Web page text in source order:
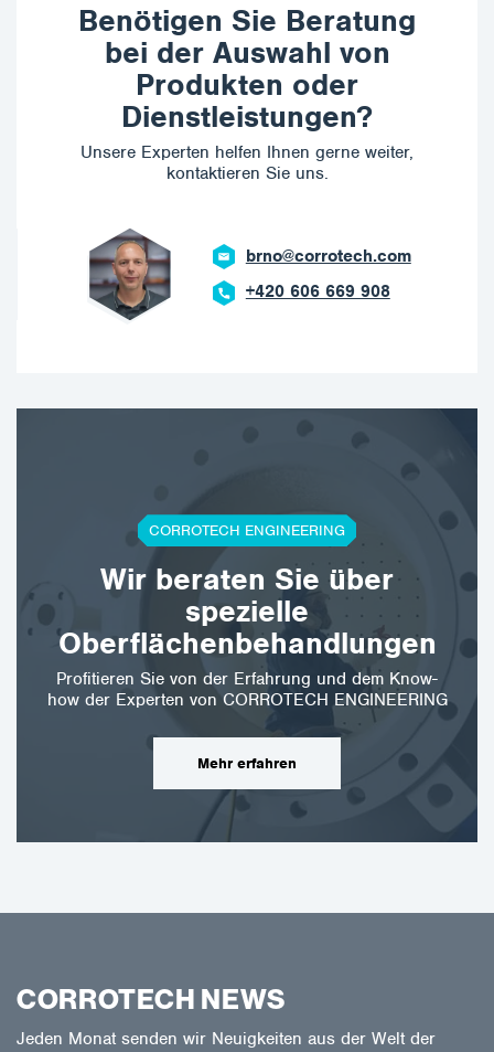
Benötigen Sie Beratung
bei der Auswahl von
Produkten oder
Dienstleistungen?
Unsere Experten helfen Ihnen gerne weiter,
kontaktieren Sie uns.
brno@corrotech.com
+420 606 669 908
CORROTECH ENGINEERING
Wir beraten Sie über
spezielle
Oberflächenbehandlungen
Profitieren Sie von der Erfahrung und dem Know-
how der Experten von CORROTECH ENGINEERING
Mehr erfahren
CORROTECH NEWS
Jeden Monat senden wir Neuigkeiten aus der Welt der